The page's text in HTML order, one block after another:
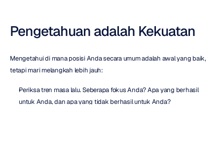
Pengetahuan adalah Kekuatan
Mengetahui di mana posisi Anda secara umum adalah awal yang baik,
tetapi mari melangkah lebih jauh:
Periksa tren masa lalu. Seberapa fokus Anda? Apa yang berhasil
untuk Anda, dan apa yang tidak berhasil untuk Anda?